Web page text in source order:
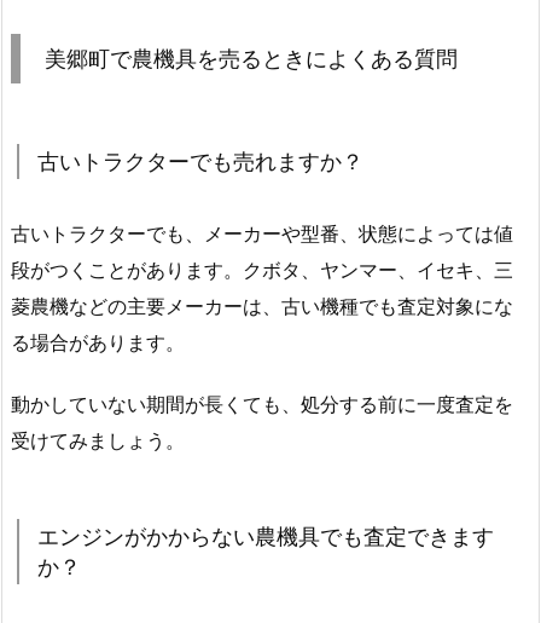
美郷町で農機具を売るときによくある質問
古いトラクターでも売れますか？
古いトラクターでも、メーカーや型番、状態によっては値
段がつくことがあります。クボタ、ヤンマー、イセキ、三
菱農機などの主要メーカーは、古い機種でも査定対象にな
る場合があります。
動かしていない期間が長くても、処分する前に一度査定を
受けてみましょう。
エンジンがかからない農機具でも査定できます
か？